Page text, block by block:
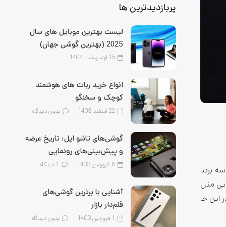
برند
مثل
این جا
پربازدیدترین ها
لیست بهترین موبایل‌ های سال
2025 (بهترین گوشی جهان)
15 اردیبهشت 1404
انواع خرید ربات های هوشمند
کوچک و سخنگو
22 اسفند 1403 بدون دیدگاه
گوشی‌های تاشو اپل: تاریخ عرضه
و پیش‌بینی‌های رونمایی
6 فروردین 1403 1 دیدگاه
آشنایی با برترین گوشی‌های
قلم‌‌دار بازار
1 فروردین 1403 بدون دیدگاه